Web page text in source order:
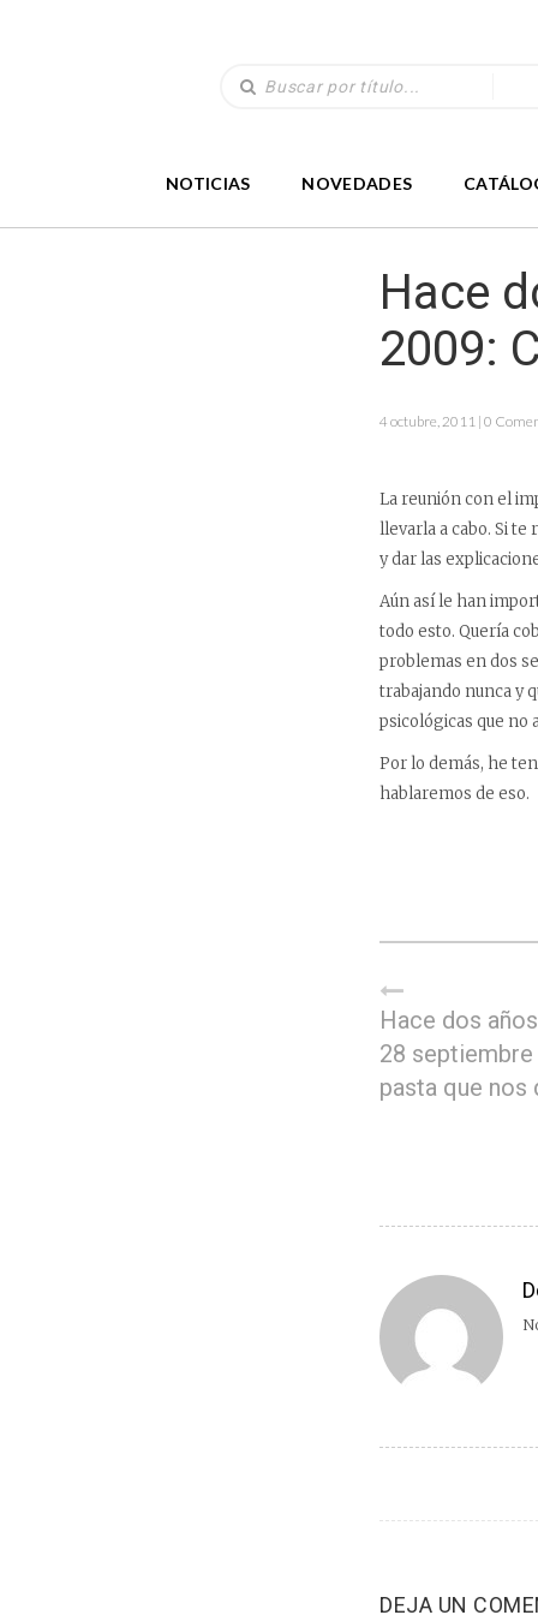
NOTICIAS NOVEDADES
Hace
2009:
4 octubre, 2011 | 0
La reunión con el
llevarla a cabo. Si
y dar las
Aún así le han
todo esto. Quería
problemas en dos
trabajando nunca y
psicológicas que no
Por lo demás, he
hablaremos de eso.
Hace dos
28 septiembre
pasta que nos
DEJA UN